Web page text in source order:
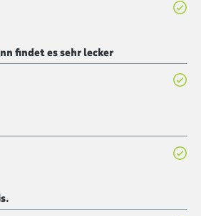
Sternen
findet es sehr lecker